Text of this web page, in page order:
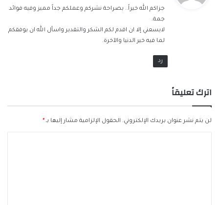
ل
جزاكم الله خيراً.. بصراحة نشركم وعملكم جداً مميز وفيه فوائد
جمة.
لايسعني إلا ان اقدم لكم الشكر والتقدير واسأل الله ان يوفقكم
لما فيه خير الدنيا والآخرة.
رد
اترك تعليقاً
لن يتم نشر عنوان بريدك الإلكتروني. الحقول الإلزامية مشار إليها بـ *